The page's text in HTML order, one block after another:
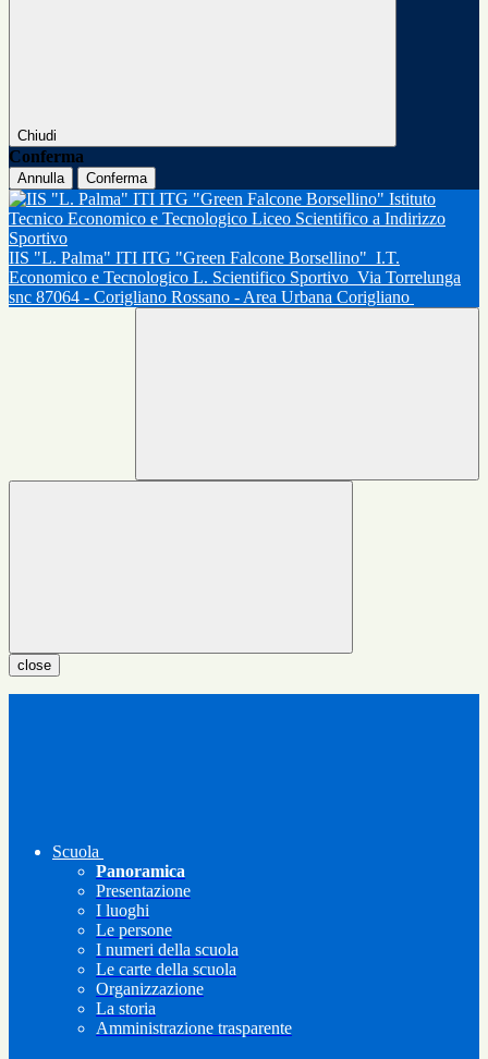
Chiudi
Conferma
Annulla Conferma
IIS "L. Palma" ITI ITG "Green Falcone Borsellino" I.T.
Economico e Tecnologico L. Scientifico Sportivo Via Torrelunga
snc 87064 - Corigliano Rossano - Area Urbana Corigliano
close
Scuola
Panoramica
Presentazione
I luoghi
Le persone
I numeri della scuola
Le carte della scuola
Organizzazione
La storia
Amministrazione trasparente